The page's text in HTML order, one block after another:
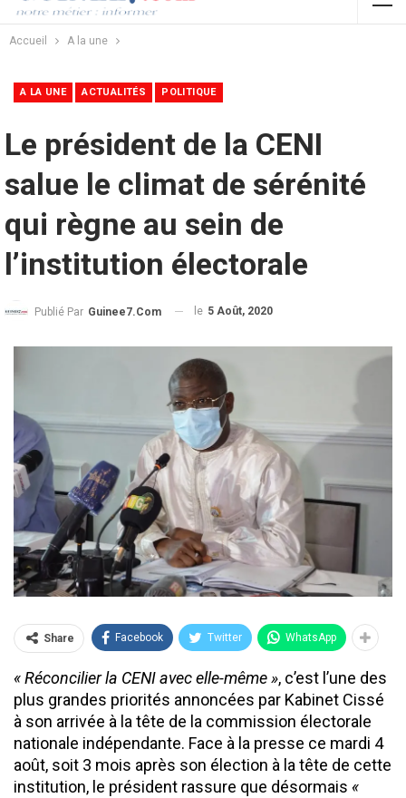
Accueil A la une
A LA UNE ACTUALITÉS POLITIQUE
Le président de la CENI
salue le climat de sérénité
qui règne au sein de
l’institution électorale
Publié Par Guinee7.com le 5 Août, 2020
Share Facebook Twitter WhatsApp
« Réconcilier la CENI avec elle-même », c’est l’une des
plus grandes priorités annoncées par Kabinet Cissé
à son arrivée à la tête de la commission électorale
nationale indépendante. Face à la presse ce mardi 4
août, soit 3 mois après son élection à la tête de cette
institution, le président rassure que désormais «